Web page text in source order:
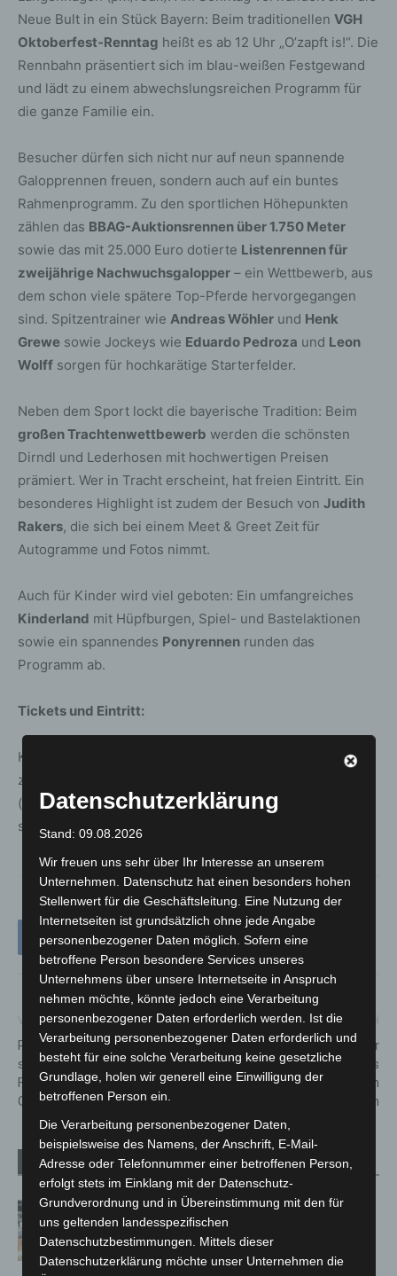
Neue Bult in ein Stück Bayern: Beim traditionellen VGH
Oktoberfest-Renntag heißt es ab 12 Uhr „O’zapft is!“. Die
Rennbahn präsentiert sich im blau-weißen Festgewand
und lädt zu einem abwechslungsreichen Programm für
die ganze Familie ein.
Besucher dürfen sich nicht nur auf neun spannende
Galopprennen freuen, sondern auch auf ein buntes
Rahmenprogramm. Zu den sportlichen Höhepunkten
zählen das BBAG-Auktionsrennen über 1.750 Meter
sowie das mit 25.000 Euro dotierte Listenrennen für
zweijährige Nachwuchsgalopper – ein Wettbewerb, aus
dem schon viele spätere Top-Pferde hervorgegangen
sind. Spitzentrainer wie Andreas Wöhler und Henk
Grewe sowie Jockeys wie Eduardo Pedroza und Leon
Wolff sorgen für hochkarätige Starterfelder.
Neben dem Sport lockt die bayerische Tradition: Beim
großen Trachtenwettbewerb werden die schönsten
Dirndl und Lederhosen mit hochwertigen Preisen
prämiert. Wer in Tracht erscheint, hat freien Eintritt. Ein
besonderes Highlight ist zudem der Besuch von Judith
Rakers, die sich bei einem Meet & Greet Zeit für
Autogramme und Fotos nimmt.
Auch für Kinder wird viel geboten: Ein umfangreiches
Kinderland mit Hüpfburgen, Spiel- und Bastelaktionen
sowie ein spannendes Ponyrennen runden das
Programm ab.
Tickets und Eintritt:
Kinder bis 12 Jahre haben freien Eintritt. Erwachsene
zahlen im Vorverkauf 12 Euro, an der Tageskasse 14 Euro
(ermäßigte Preise für Schüler und Studenten). Tickets
sind online erhältlich unter
Vorheriger Artikel
Region Hannover und MHH
starten Partnerschaft für
Forschung, Lehre und
Gesundheitsversorgung
Nächster Artikel
Comedy-Doppel im September
in Langenhagen: Hennes
Bender und Simon Stäblein
sorgen für Lachsalven
Verwandte Artikel Mehr vom Autor
Kunst trifft Weingenuss: Barbara-
Susann Mehring zeigt ihre Werke im
Jacques’ Wein-Depot Isernhagen
Datenschutzerklärung
Stand: 09.08.2026
Wir freuen uns sehr über Ihr Interesse an unserem
Unternehmen. Datenschutz hat einen besonders hohen
Stellenwert für die Geschäftsleitung. Eine Nutzung der
Internetseiten ist grundsätzlich ohne jede Angabe
personenbezogener Daten möglich. Sofern eine
betroffene Person besondere Services unseres
Unternehmens über unsere Internetseite in Anspruch
nehmen möchte, könnte jedoch eine Verarbeitung
personenbezogener Daten erforderlich werden. Ist die
Verarbeitung personenbezogener Daten erforderlich und
besteht für eine solche Verarbeitung keine gesetzliche
Grundlage, holen wir generell eine Einwilligung der
betroffenen Person ein.
Die Verarbeitung personenbezogener Daten,
beispielsweise des Namens, der Anschrift, E-Mail-
Adresse oder Telefonnummer einer betroffenen Person,
erfolgt stets im Einklang mit der Datenschutz-
Grundverordnung und in Übereinstimmung mit den für
uns geltenden landesspezifischen
Datenschutzbestimmungen. Mittels dieser
Datenschutzerklärung möchte unser Unternehmen die